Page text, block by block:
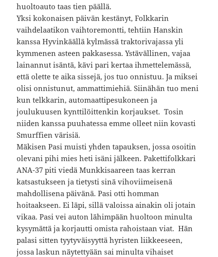
huoltoauto taas tien päällä.
Yksi kokonaisen päivän kestänyt, Folkkarin
vaihdelaatikon vaihtoremontti, tehtiin Hanskin
kanssa Hyvinkäällä kylmässä traktorivajassa yli
kymmenen asteen pakkasessa. Ystävällinen, vajaa
lainannut isäntä, kävi pari kertaa ihmettelemässä,
että olette te aika sissejä, jos tuo onnistuu. Ja miksei
olisi onnistunut, ammattimiehiä. Siinähän tuo meni
kun telkkarin, automaattipesukoneen ja
joulukuusen kynttilöittenkin korjaukset. Tosin
niiden kanssa puuhatessa emme olleet niin kovasti
Smurffien värisiä.
Mäkisen Pasi muisti yhden tapauksen, jossa osoitin
olevani pihi mies heti isäni jälkeen. Pakettifolkkari
ANA-37 piti viedä Munkkisaareen taas kerran
katsastukseen ja tietysti sinä vihoviimeisenä
mahdollisena päivänä. Pasi otti homman
hoitaakseen. Ei läpi, sillä valoissa ainakin oli jotain
vikaa. Pasi vei auton lähimpään huoltoon minulta
kysymättä ja korjautti omista rahoistaan viat. Hän
palasi sitten tyytyväisyyttä hyristen liikkeeseen,
jossa laskun näytettyään sai minulta vihaiset